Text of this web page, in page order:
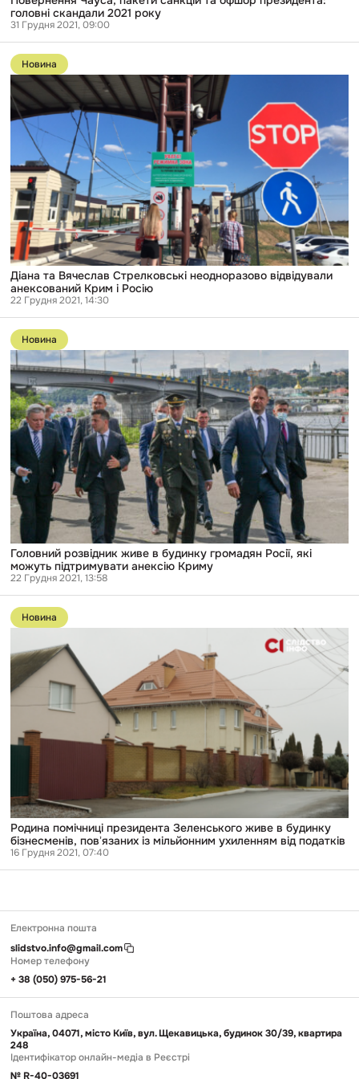
головні скандали 2021 року
31 Грудня 2021, 09:00
Перейти
до
публікації
Діана
та
Вячеслав
Стрелковські
неодноразово
відвідували
анексований
Крим
Росію
Новина
Діана та Вячеслав Стрелковські неодноразово відвідували
анексований Крим і Росію
22 Грудня 2021, 14:30
Перейти
до
публікації
Головний
розвідник
живе
будинку
громадян
Росії,
які
можуть
підтримувати
анексію
Криму
Новина
Головний розвідник живе в будинку громадян Росії, які
можуть підтримувати анексію Криму
22 Грудня 2021, 13:58
Перейти
до
публікації
помічниці
президента
Зеленського
живе
бізнесменів,
повʼязаних
мільйонним
ухиленням
від
податків
Новина
Родина помічниці президента Зеленського живе в будинку
бізнесменів, повʼязаних із мільйонним ухиленням від податків
16 Грудня 2021, 07:40
Електронна пошта
slidstvo.info@gmail.com
Номер телефону
+ 38 (050) 975-56-21
Поштова адреса
Україна, 04071, місто Київ, вул. Щекавицька, будинок 30/39, квартира
248
Ідентифікатор онлайн-медіа в Реєстрі
№ R-40-03691